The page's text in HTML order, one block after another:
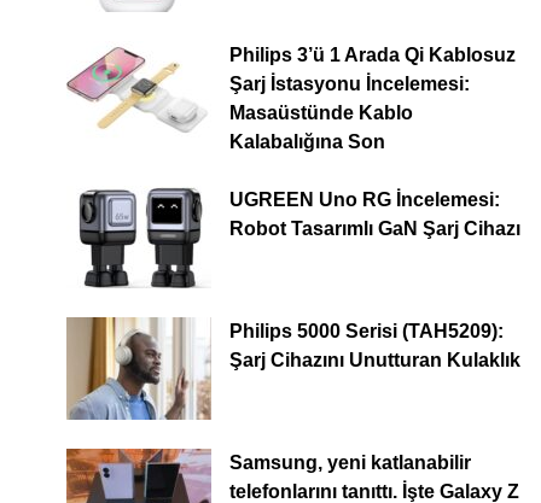
Philips 3’ü 1 Arada Qi Kablosuz
Şarj İstasyonu İncelemesi:
Masaüstünde Kablo
Kalabalığına Son
UGREEN Uno RG İncelemesi:
Robot Tasarımlı GaN Şarj Cihazı
Philips 5000 Serisi (TAH5209):
Şarj Cihazını Unutturan Kulaklık
Samsung, yeni katlanabilir
telefonlarını tanıttı. İşte Galaxy Z